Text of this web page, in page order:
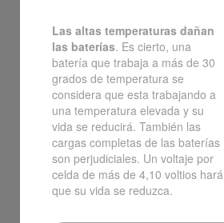
Las altas temperaturas dañan
las baterías. Es cierto, una
batería que trabaja a más de 30
grados de temperatura se
considera que esta trabajando a
una temperatura elevada y su
vida se reducirá. También las
cargas completas de las baterías
son perjudiciales. Un voltaje por
celda de más de 4,10 voltios hará
que su vida se reduzca.